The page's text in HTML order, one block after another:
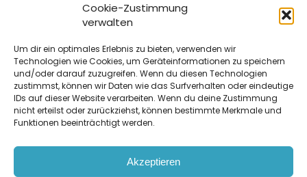
Cookie-Zustimmung
verwalten
Um dir ein optimales Erlebnis zu bieten, verwenden wir
Technologien wie Cookies, um Geräteinformationen zu speichern
und/oder darauf zuzugreifen. Wenn du diesen Technologien
zustimmst, können wir Daten wie das Surfverhalten oder eindeutige
IDs auf dieser Website verarbeiten. Wenn du deine Zustimmung
nicht erteilst oder zurückziehst, können bestimmte Merkmale und
Funktionen beeinträchtigt werden.
Akzeptieren
ist ein Service von
Krenn Real GmbH
Tischlerstraße 12
4050Traun| Österreich
Kontakt